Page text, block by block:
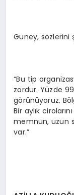
Güney, sözlerini
“Bu tip
zordur. Yüzde
görünüyoruz.
Bir aylık
memnun, uzun
var.”